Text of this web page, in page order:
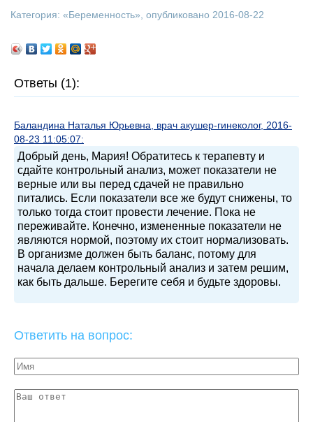
Категория: «Беременность», опубликовано 2016-08-22
Ответы (1):
Баландина Наталья Юрьевна, врач акушер-гинеколог, 2016-
08-23 11:05:07:
Добрый день, Мария! Обратитесь к терапевту и
сдайте контрольный анализ, может показатели не
верные или вы перед сдачей не правильно
питались. Если показатели все же будут снижены, то
только тогда стоит провести лечение. Пока не
переживайте. Конечно, измененные показатели не
являются нормой, поэтому их стоит нормализовать.
В организме должен быть баланс, потому для
начала делаем контрольный анализ и затем решим,
как быть дальше. Берегите себя и будьте здоровы.
Ответить на вопрос: